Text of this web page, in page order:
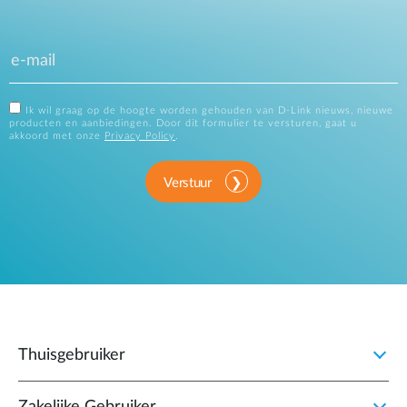
Ik wil graag op de hoogte worden gehouden van D-Link nieuws, nieuwe
producten en aanbiedingen. Door dit formulier te versturen, gaat u
akkoord met onze
Privacy Policy .
Verstuur
Thuisgebruiker